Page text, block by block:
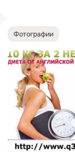
Фотографии